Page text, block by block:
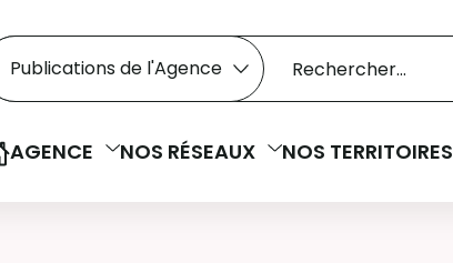
dans le catalogue
le type de la recherche
AGENCE NOS RÉSEAUX NOS TERRITOIRES